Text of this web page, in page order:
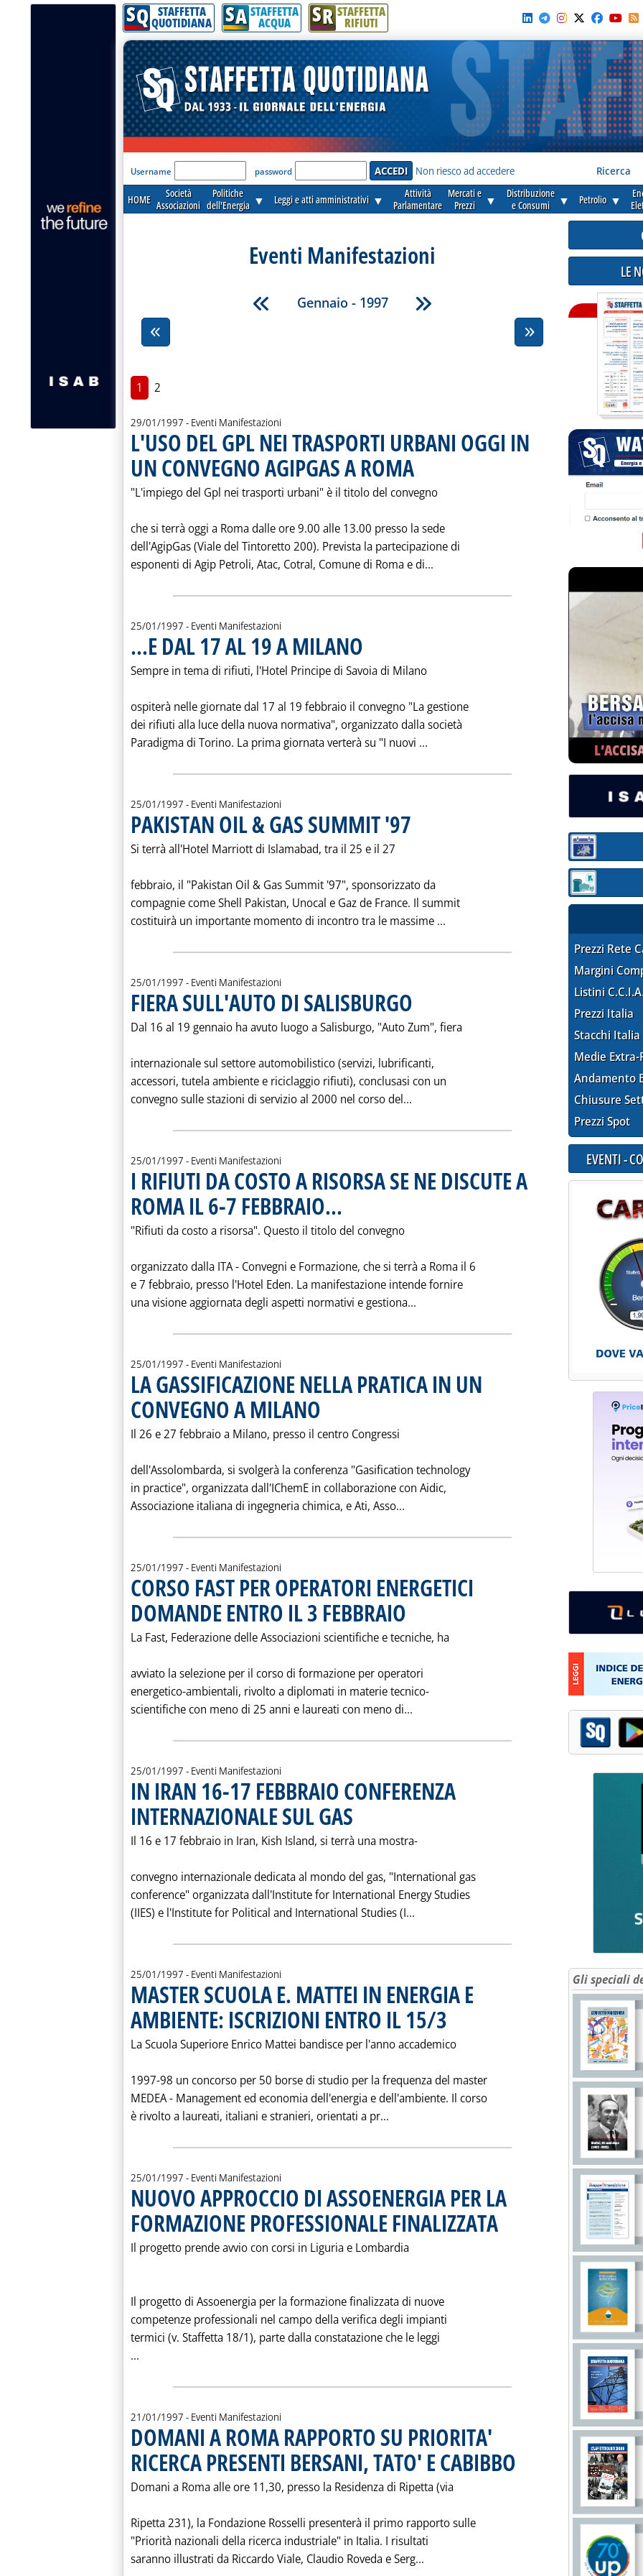
SQ STAFFETTA
QUOTIDIANA SA STAFFETTA
ACQUA SR STAFFETTA
RIFIUTI
'Modulo Login per accedere'
Username password Non riesco ad accedere Ricerca
HOME
Società
Associazioni
Politiche
dell'Energia ▼ Leggi e atti amministrativi ▼
Attività
Parlamentare
Mercati e
Prezzi
▼
Distribuzione
e Consumi
▼ Petrolio ▼
Eventi Manifestazioni
Gennaio - 1997
1 2
29/01/1997 - Eventi Manifestazioni
L'USO DEL GPL NEI TRASPORTI URBANI OGGI IN
UN CONVEGNO AGIPGAS A ROMA
"L'impiego del Gpl nei trasporti urbani" è il titolo del convegno
che si terrà oggi a Roma dalle ore 9.00 alle 13.00 presso la sede
dell'AgipGas (Viale del Tintoretto 200). Prevista la partecipazione di
esponenti di Agip Petroli, Atac, Cotral, Comune di Roma e di... Leggi tutta la notizia: 'L'USO DEL GPL
25/01/1997 - Eventi Manifestazioni
...E DAL 17 AL 19 A MILANO
Sempre in tema di rifiuti, l'Hotel Principe di Savoia di Milano
ospiterà nelle giornate dal 17 al 19 febbraio il convegno "La gestione
dei rifiuti alla luce della nuova normativa", organizzato dalla società
Paradigma di Torino. La prima giornata verterà su "I nuovi ... Leggi tutta la notizia: '...E DAL 17 AL 19
25/01/1997 - Eventi Manifestazioni
PAKISTAN OIL & GAS SUMMIT '97
Si terrà all'Hotel Marriott di Islamabad, tra il 25 e il 27
febbraio, il "Pakistan Oil & Gas Summit '97", sponsorizzato da
compagnie come Shell Pakistan, Unocal e Gaz de France. Il summit
costituirà un importante momento di incontro tra le massime ... Leggi tutta la notizia: 'PAKISTAN OIL
25/01/1997 - Eventi Manifestazioni
FIERA SULL'AUTO DI SALISBURGO
Dal 16 al 19 gennaio ha avuto luogo a Salisburgo, "Auto Zum", fiera
internazionale sul settore automobilistico (servizi, lubrificanti,
accessori, tutela ambiente e riciclaggio rifiuti), conclusasi con un
convegno sulle stazioni di servizio al 2000 nel corso del... Leggi tutta la notizia: 'FIERA SULL'AUTO DI
25/01/1997 - Eventi Manifestazioni
I RIFIUTI DA COSTO A RISORSA SE NE DISCUTE A
ROMA IL 6-7 FEBBRAIO...
"Rifiuti da costo a risorsa". Questo il titolo del convegno
organizzato dalla ITA - Convegni e Formazione, che si terrà a Roma il 6
e 7 febbraio, presso l'Hotel Eden. La manifestazione intende fornire
una visione aggiornata degli aspetti normativi e gestiona... Leggi tutta la notizia: 'I RIFIUTI DA COSTO A
25/01/1997 - Eventi Manifestazioni
LA GASSIFICAZIONE NELLA PRATICA IN UN
CONVEGNO A MILANO
Il 26 e 27 febbraio a Milano, presso il centro Congressi
dell'Assolombarda, si svolgerà la conferenza "Gasification technology
in practice", organizzata dall'IChemE in collaborazione con Aidic,
Associazione italiana di ingegneria chimica, e Ati, Asso... Leggi tutta la notizia: 'LA GASSIFICAZIONE
25/01/1997 - Eventi Manifestazioni
CORSO FAST PER OPERATORI ENERGETICI
DOMANDE ENTRO IL 3 FEBBRAIO
La Fast, Federazione delle Associazioni scientifiche e tecniche, ha
avviato la selezione per il corso di formazione per operatori
energetico-ambientali, rivolto a diplomati in materie tecnico-
scientifiche con meno di 25 anni e laureati con meno di... Leggi tutta la notizia: 'CORSO FAST PER
25/01/1997 - Eventi Manifestazioni
IN IRAN 16-17 FEBBRAIO CONFERENZA
INTERNAZIONALE SUL GAS
Il 16 e 17 febbraio in Iran, Kish Island, si terrà una mostra-
convegno internazionale dedicata al mondo del gas, "International gas
conference" organizzata dall'Institute for International Energy Studies
(IIES) e l'Institute for Political and International Studies (I... Leggi tutta la notizia: 'IN IRAN 16-17
25/01/1997 - Eventi Manifestazioni
MASTER SCUOLA E. MATTEI IN ENERGIA E
AMBIENTE: ISCRIZIONI ENTRO IL 15/3 . Pubblicata sabato 25 gennaio 1997 alle 0.0.
La Scuola Superiore Enrico Mattei bandisce per l'anno accademico
1997-98 un concorso per 50 borse di studio per la frequenza del master
MEDEA - Management ed economia dell'energia e dell'ambiente. Il corso
è rivolto a laureati, italiani e stranieri, orientati a pr... Leggi tutta la notizia: 'MASTER SCUOLA E.
25/01/1997 - Eventi Manifestazioni
NUOVO APPROCCIO DI ASSOENERGIA PER LA
FORMAZIONE PROFESSIONALE FINALIZZATA . Pubblicata sabato 25 gennaio 1997 alle
Il progetto prende avvio con corsi in Liguria e Lombardia
Il progetto di Assoenergia per la formazione finalizzata di nuove
competenze professionali nel campo della verifica degli impianti
termici (v. Staffetta 18/1), parte dalla constatazione che le leggi
... Leggi tutta la notizia: 'NUOVO APPROCCIO DI ASSOENERGIA PER LA FORMAZIONE
21/01/1997 - Eventi Manifestazioni
DOMANI A ROMA RAPPORTO SU PRIORITA'
RICERCA PRESENTI BERSANI, TATO' E CABIBBO . Pubblicata martedì 21 gennaio 1997
Domani a Roma alle ore 11,30, presso la Residenza di Ripetta (via
Ripetta 231), la Fondazione Rosselli presenterà il primo rapporto sulle
"Priorità nazionali della ricerca industriale" in Italia. I risultati
saranno illustrati da Riccardo Viale, Claudio Roveda e Serg... Leggi tutta la notizia: 'DOMANI A ROMA
LE
Sezione:
Sezione:
Prezzi Rete
Margini
Listini
Prezzi Italia
Stacchi Italia
Medie Extra-
Andamento
Chiusure
Prezzi Spot
EVENTI -
Gli speciali